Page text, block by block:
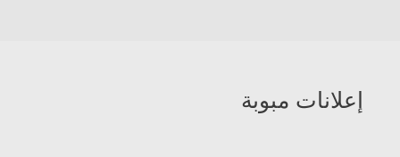
إعلانات مبوبة